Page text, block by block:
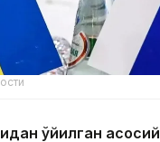
қўйилган